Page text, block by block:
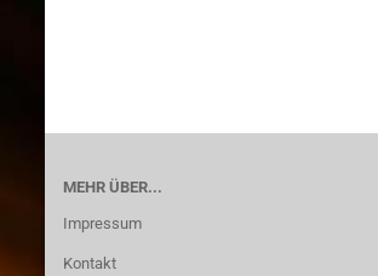
MEHR ÜBER...
Impressum
Kontakt